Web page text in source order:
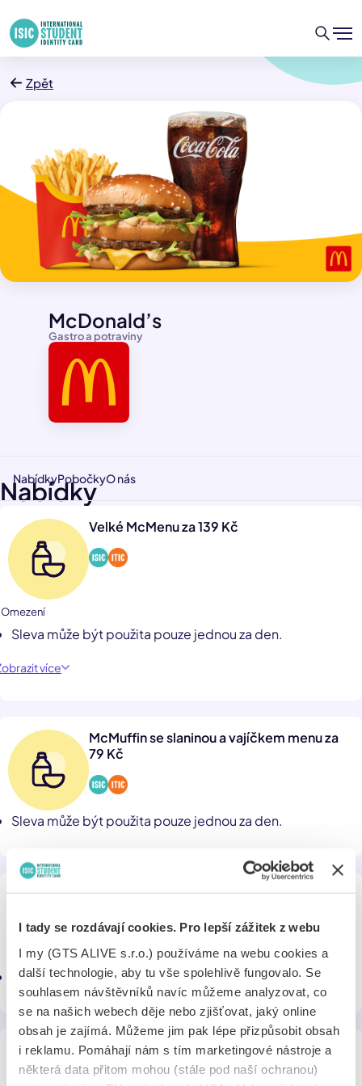
I tady se rozdávají cookies. Pro lepší zážitek z webu
I my (GTS ALIVE s.r.o.) používáme na webu cookies a
další technologie, aby tu vše spolehlivě fungovalo. Se
souhlasem návštěvníků navíc můžeme analyzovat, co
se na našich webech děje nebo zjišťovat, jaký online
obsah je zajímá. Můžeme jim pak lépe přizpůsobit obsah
i reklamu. Pomáhají nám s tím marketingové nástroje a
některá data přitom mohou (stále pod naší ochranou)
Zpět
Gastro a potraviny
McDonald’s
NabídkyPobočkyO nás
Nabídky
Velké McMenu za 139 Kč
Omezení
Sleva může být použita pouze jednou za den.
více
McMuffin se slaninou a vajíčkem menu za
79 Kč
Sleva může být použita pouze jednou za den.
Café latte 0,3 l nebo Cappucino 0,2 l za 45
Sleva může být použita pouze jednou za den.
Cheeseburger menu - Cheeseburger,
střední hranolky a střední nápoj 0,4l za 99
Kč.